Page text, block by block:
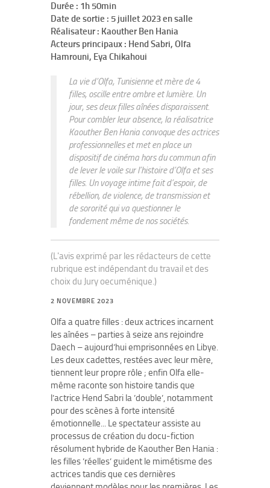
Durée : 1h 50min
Date de sortie : 5 juillet 2023 en salle
Réalisateur : Kaouther Ben Hania
Acteurs principaux : Hend Sabri, Olfa
Hamrouni, Eya Chikahoui
La vie d’Olfa, Tunisienne et mère de 4
filles, oscille entre ombre et lumière. Un
jour, ses deux filles aînées disparaissent.
Pour combler leur absence, la réalisatrice
Kaouther Ben Hania convoque des actrices
professionnelles et met en place un
dispositif de cinéma hors du commun afin
de lever le voile sur l’histoire d’Olfa et ses
filles. Un voyage intime fait d’espoir, de
rébellion, de violence, de transmission et
de sororité qui va questionner le
fondement même de nos sociétés.
(L'avis exprimé par les rédacteurs de cette
rubrique est indépendant du travail et des
choix du Jury oecuménique.)
2 NOVEMBRE 2023
Olfa a quatre filles : deux actrices incarnent
les aînées – parties à seize ans rejoindre
Daech – aujourd’hui emprisonnées en Libye.
Les deux cadettes, restées avec leur mère,
tiennent leur propre rôle ; enfin Olfa elle-
même raconte son histoire tandis que
l’actrice Hend Sabri la ’double’, notamment
pour des scènes à forte intensité
émotionnelle... Le spectateur assiste au
processus de création du docu-fiction
résolument hybride de Kaouther Ben Hania :
les filles ’réelles’ guident le mimétisme des
actrices tandis que ces dernières